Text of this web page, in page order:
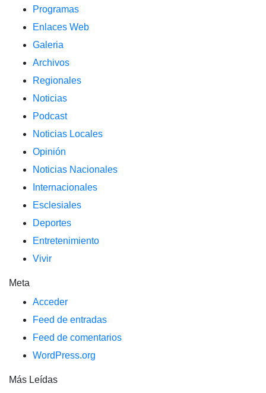
Programas
Enlaces Web
Galeria
Archivos
Regionales
Noticias
Podcast
Noticias Locales
Opinión
Noticias Nacionales
Internacionales
Esclesiales
Deportes
Entretenimiento
Vivir
Meta
Acceder
Feed de entradas
Feed de comentarios
WordPress.org
Más Leídas